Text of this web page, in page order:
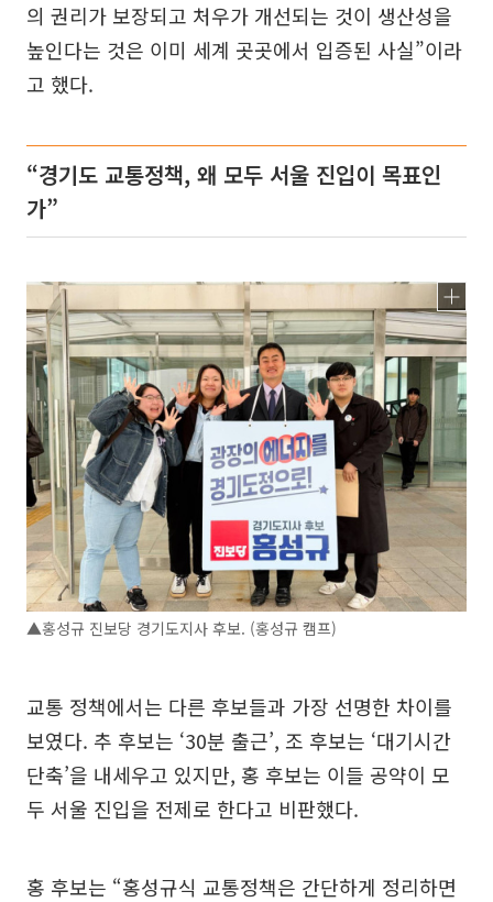
의 권리가 보장되고 처우가 개선되는 것이 생산성을
높인다는 것은 이미 세계 곳곳에서 입증된 사실”이라
고 했다.
“경기도 교통정책, 왜 모두 서울 진입이 목표인
가”
▲홍성규 진보당 경기도지사 후보. (홍성규 캠프)
교통 정책에서는 다른 후보들과 가장 선명한 차이를
보였다. 추 후보는 ‘30분 출근’, 조 후보는 ‘대기시간
단축’을 내세우고 있지만, 홍 후보는 이들 공약이 모
두 서울 진입을 전제로 한다고 비판했다.
홍 후보는 “홍성규식 교통정책은 간단하게 정리하면